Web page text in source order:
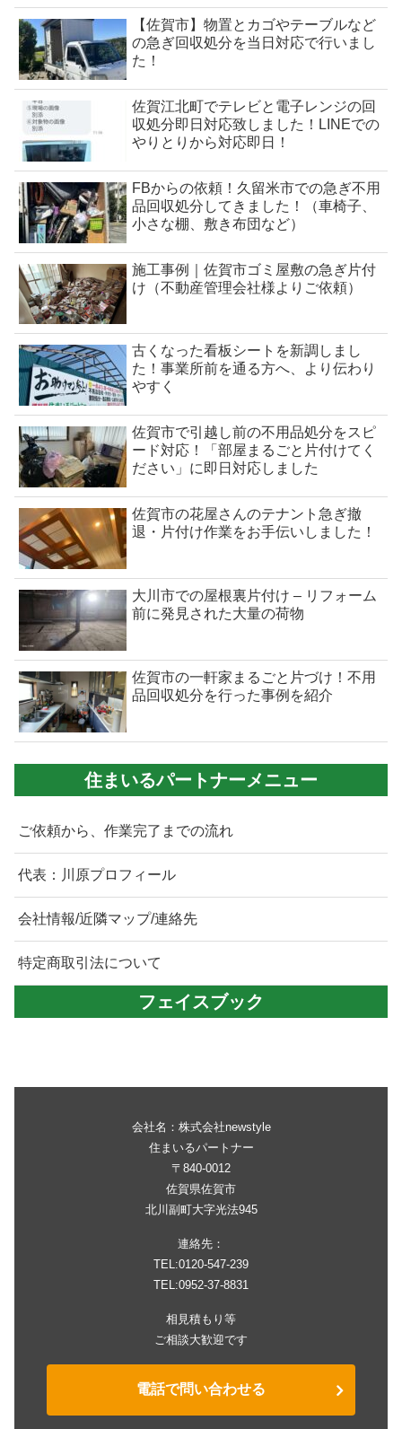
【佐賀市】物置とカゴやテーブルなど
の急ぎ回収処分を当日対応で行いまし
た！
佐賀江北町でテレビと電子レンジの回
収処分即日対応致しました！LINEでの
やりとりから対応即日！
FBからの依頼！久留米市での急ぎ不用
品回収処分してきました！（車椅子、
小さな棚、敷き布団など）
施工事例｜佐賀市ゴミ屋敷の急ぎ片付
け（不動産管理会社様よりご依頼）
古くなった看板シートを新調しまし
た！事業所前を通る方へ、より伝わり
やすく
佐賀市で引越し前の不用品処分をスピ
ード対応！「部屋まるごと片付けてく
ださい」に即日対応しました
佐賀市の花屋さんのテナント急ぎ撤
退・片付け作業をお手伝いしました！
大川市での屋根裏片付け – リフォーム
前に発見された大量の荷物
佐賀市の一軒家まるごと片づけ！不用
品回収処分を行った事例を紹介
住まいるパートナーメニュー
ご依頼から、作業完了までの流れ
代表：川原プロフィール
会社情報/近隣マップ/連絡先
特定商取引法について
フェイスブック
会社名：株式会社newstyle
住まいるパートナー
〒840-0012
佐賀県佐賀市
北川副町大字光法945
連絡先：
TEL:0120-547-239
TEL:0952-37-8831
相見積もり等
ご相談大歓迎です
電話で問い合わせる